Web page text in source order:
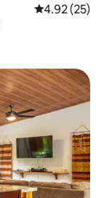
レビュー25
4.92 (25)